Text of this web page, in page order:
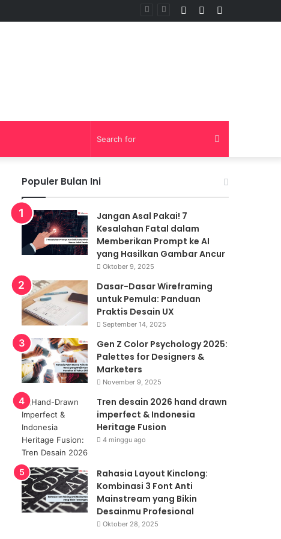
Random
Log
Search
Populer Bulan Ini
Jangan Asal Pakai! 7
Kesalahan Fatal dalam
Memberikan Prompt ke AI
yang Hasilkan Gambar Ancur
Oktober 9, 2025
Dasar-Dasar Wireframing
untuk Pemula: Panduan
Praktis Desain UX
September 14, 2025
Gen Z Color Psychology 2025:
Palettes for Designers &
Marketers
November 9, 2025
Tren desain 2026 hand drawn
imperfect & Indonesia
Heritage Fusion
4 minggu ago
Rahasia Layout Kinclong:
Kombinasi 3 Font Anti
Mainstream yang Bikin
Desainmu Profesional
Oktober 28, 2025